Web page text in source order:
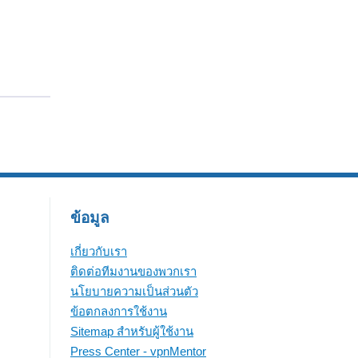
ข้อมูล
เกี่ยวกับเรา
ติดต่อทีมงานของพวกเรา
นโยบายความเป็นส่วนตัว
ข้อตกลงการใช้งาน
Sitemap สำหรับผู้ใช้งาน
Press Center - vpnMentor